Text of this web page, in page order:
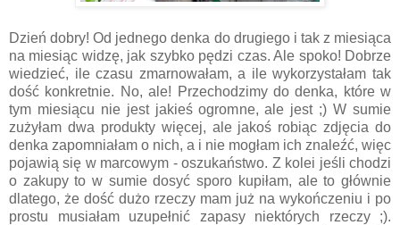
Dzień dobry! Od jednego denka do drugiego i tak z miesiąca
na miesiąc widzę, jak szybko pędzi czas. Ale spoko! Dobrze
wiedzieć, ile czasu zmarnowałam, a ile wykorzystałam tak
dość konkretnie. No, ale! Przechodzimy do denka, które w
tym miesiącu nie jest jakieś ogromne, ale jest ;) W sumie
zużyłam dwa produkty więcej, ale jakoś robiąc zdjęcia do
denka zapomniałam o nich, a i nie mogłam ich znaleźć, więc
pojawią się w marcowym - oszukaństwo. Z kolei jeśli chodzi
o zakupy to w sumie dosyć sporo kupiłam, ale to głównie
dlatego, że dość dużo rzeczy mam już na wykończeniu i po
prostu musiałam uzupełnić zapasy niektórych rzeczy ;).